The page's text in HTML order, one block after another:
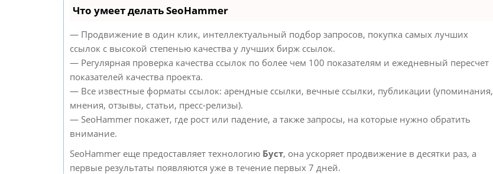
Что умеет делать SeoHammer
— Продвижение в один клик, интеллектуальный подбор запросов, покупка самых лучших
ссылок с высокой степенью качества у лучших бирж ссылок.
— Регулярная проверка качества ссылок по более чем 100 показателям и ежедневный пересчет
показателей качества проекта.
— Все известные форматы ссылок: арендные ссылки, вечные ссылки, публикации (упоминания,
мнения, отзывы, статьи, пресс-релизы).
— SeoHammer покажет, где рост или падение, а также запросы, на которые нужно обратить
внимание.
SeoHammer еще предоставляет технологию Буст, она ускоряет продвижение в десятки раз, а
первые результаты появляются уже в течение первых 7 дней.